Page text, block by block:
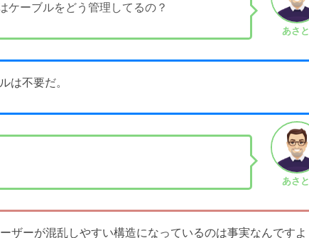
あさと
ケーブルをどう管理してるの？
は不要だ。
あさと
ザーが混乱しやすい構造になっているのは事実なんですよ